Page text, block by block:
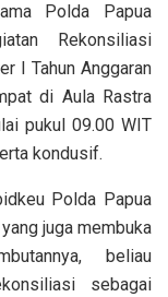
Polda Papua
Rekonsiliasi
I Tahun Anggaran
di Aula Rastra
pukul 09.00 WIT
kondusif.
Polda Papua
juga membuka
beliau
sebagai